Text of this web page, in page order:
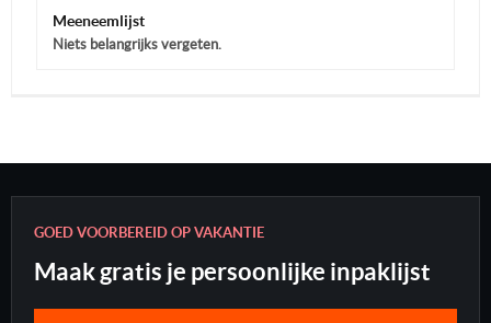
Meeneemlijst
Niets belangrijks vergeten.
GOED VOORBEREID OP VAKANTIE
Maak gratis je persoonlijke inpaklijst